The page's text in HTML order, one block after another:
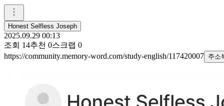
Honest Selfless Joseph
2025.09.29 00:13
조회 14추천 0스크랩 0
https://community.memory-word.com/study-english/117420007 주소